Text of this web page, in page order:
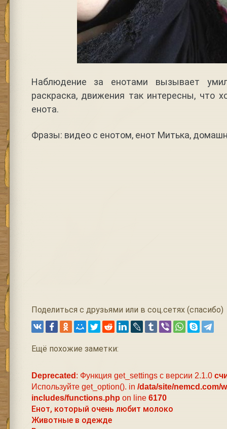
Наблюдение за енотами вызывает
раскраска, движения так интересны, что
енота.
Фразы: видео с енотом, енот Митька,
Поделиться с друзьями или в соц.сетях (спасибо)
Ещё похожие заметки:
Deprecated : Функция get_settings с версии 2.1.0
Используйте get_option(). in /data/site/nemcd.com/
includes/functions.php on line 6170
Енот, который очень любит молоко
Животные в одежде